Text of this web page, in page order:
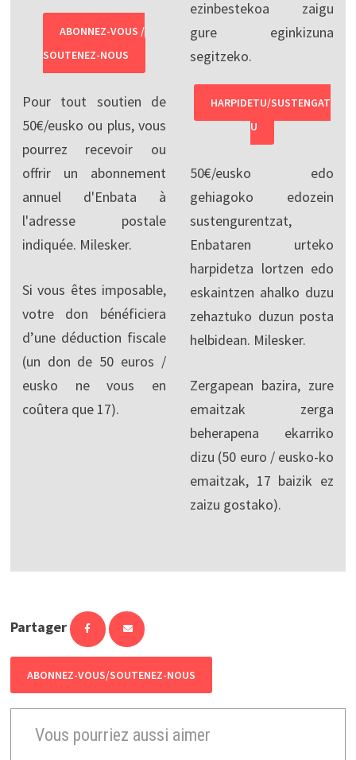
ABONNEZ-VOUS /
SOUTENEZ-NOUS
Pour tout soutien de
50€/eusko ou plus, vous
pourrez recevoir ou
offrir un abonnement
annuel d'Enbata à
l'adresse postale
indiquée. Milesker.
Si vous êtes imposable,
votre don bénéficiera
d’une déduction fiscale
(un don de 50 euros /
eusko ne vous en
coûtera que 17).
ezinbestekoa zaigu
gure eginkizuna
segitzeko.
HARPIDETU/SUSTENGAT
U
50€/eusko edo
gehiagoko edozein
sustengurentzat,
Enbataren urteko
harpidetza lortzen edo
eskaintzen ahalko duzu
zehaztuko duzun posta
helbidean. Milesker.
Zergapean bazira, zure
emaitzak zerga
beherapena ekarriko
dizu (50 euro / eusko-ko
emaitzak, 17 baizik ez
zaizu gostako).
Partager
ABONNEZ-VOUS/SOUTENEZ-NOUS
Vous pourriez aussi aimer